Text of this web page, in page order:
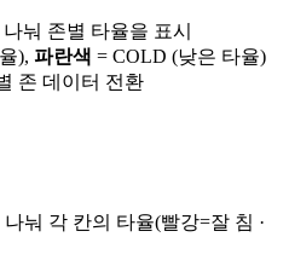
나눠 존별 타율을 표시
), 파란색 = COLD (낮은 타율)
존 데이터 전환
나눠 각 칸의 타율(빨강=잘 침 ·